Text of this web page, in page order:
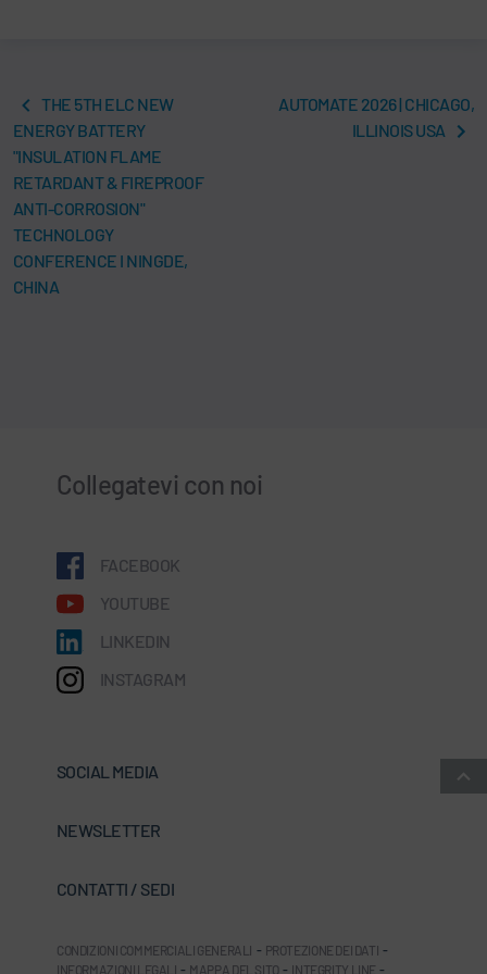
THE 5TH ELC NEW
ENERGY BATTERY
"INSULATION FLAME
RETARDANT & FIREPROOF
ANTI-CORROSION"
TECHNOLOGY
CONFERENCE I NINGDE,
CHINA
AUTOMATE 2026 | CHICAGO,
ILLINOIS USA
Collegatevi con noi
FACEBOOK
YOUTUBE
LINKEDIN
INSTAGRAM
SOCIAL MEDIA
NEWSLETTER
CONTATTI / SEDI
CONDIZIONI COMMERCIALI GENERALI - PROTEZIONE DEI DATI -
INFORMAZIONI LEGALI - MAPPA DEL SITO - INTEGRITY LINE -